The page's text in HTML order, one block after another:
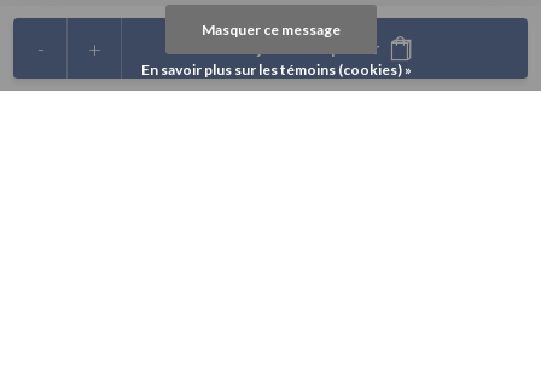
+
- Ajouter au panier
Masquer ce message
En savoir plus sur les témoins (cookies) »